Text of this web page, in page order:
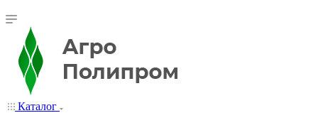
Каталог